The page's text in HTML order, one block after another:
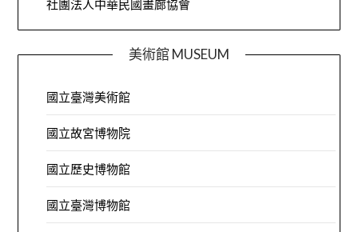
社團法人中華民國畫廊協會
美術館 MUSEUM
國立臺灣美術館
國立故宮博物院
國立歷史博物館
國立臺灣博物館